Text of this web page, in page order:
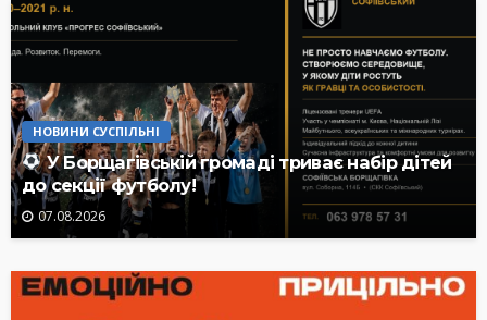
НОВИНИ СУСПІЛЬНІ
У Борщагівській громаді триває набір дітей
до секції футболу!
07.08.2026